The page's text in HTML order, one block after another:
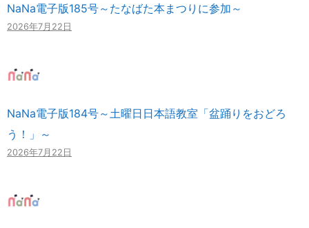
NaNa電子版185号～たなばた本まつりに参加～
2026年7月22日
NaNa電子版184号～土曜日日本語教室「盆踊りをおどろ
う！」～
2026年7月22日